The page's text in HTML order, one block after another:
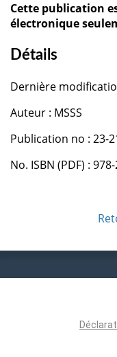
Cette publication
électronique
Détails
Dernière
Auteur : MSSS
Publication no : 23-
No. ISBN (PDF) :